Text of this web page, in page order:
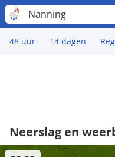
Nanning
48 uur 14 dagen
Neerslag en